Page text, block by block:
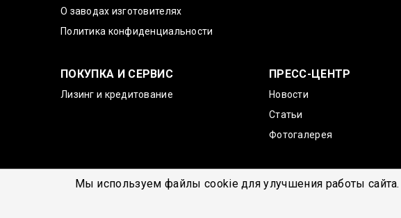
Мы используем файлы cookie для улучшения работы
О заводах изготовителях
Политика конфиденциальности
ПОКУПКА И СЕРВИС
Лизинг и кредитование
ПРЕСС-ЦЕНТР
Новости
Статьи
Фотогалерея